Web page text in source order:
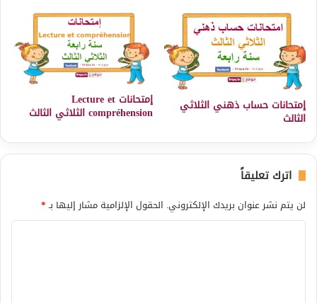
إمتحانات حساب ذهني الثلاثي
الثالث
إمتحانات Lecture et
compréhension الثلاثي الثالث
اترك تعليقاً
لن يتم نشر عنوان بريدك الإلكتروني. الحقول الإلزامية مشار إليها بـ*